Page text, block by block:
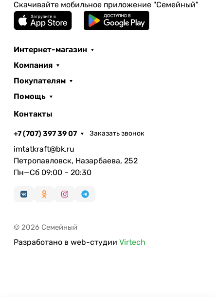
Скачивайте мобильное приложение "Семейный"
Интернет-магазин
Компания
Покупателям
Помощь
Контакты
+7 (707) 397 39 07 Заказать звонок
imtatkraft@bk.ru
Петропавловск, Назарбаева, 252
Пн—Сб 09:00 – 20:30
© 2026 Семейный
Разработано в web-студии Virtech